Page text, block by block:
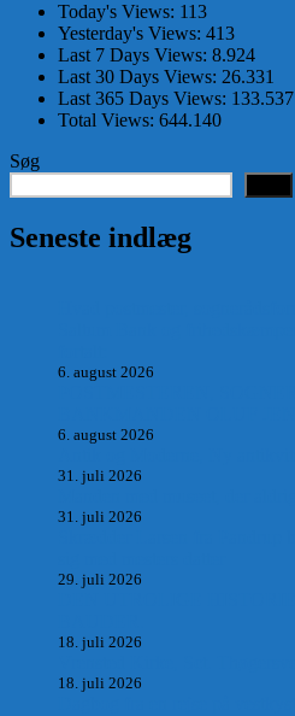
Today's Views: 113
Yesterday's Views: 413
Last 7 Days Views: 8.924
Last 30 Days Views: 26.331
Last 365 Days Views: 133.537
Total Views: 644.140
Søg
Seneste indlæg
6. august 2026
6. august 2026
31. juli 2026
31. juli 2026
29. juli 2026
18. juli 2026
18. juli 2026